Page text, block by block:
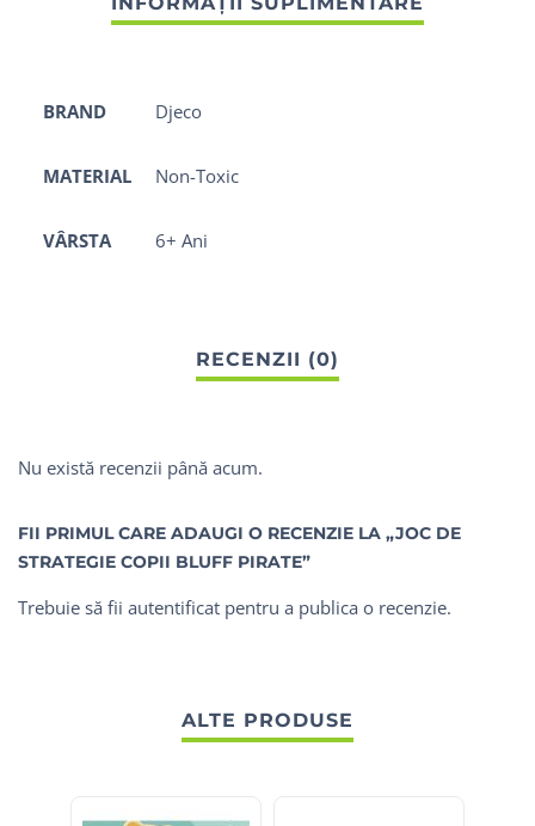
BRAND Djeco
MATERIAL Non-Toxic
VÂRSTA 6+ Ani
Nu există recenzii până acum.
FII PRIMUL CARE ADAUGI O RECENZIE LA „JOC DE
STRATEGIE COPII BLUFF PIRATE”
Trebuie să fii autentificat pentru a publica o recenzie.
ALTE PRODUSE